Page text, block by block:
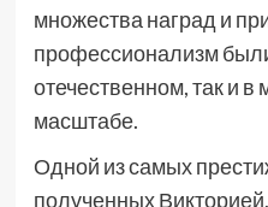
множества наград и
профессионализм
отечественном, так и
масштабе.
Одной из самых
полученных